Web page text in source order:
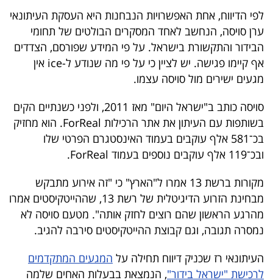
5
המילון
הכלכלי
פודקאסט
40
UNDER
40
שיתופי
פעולה
דרושים
לפי הדיווח, אחת האפשרויות הנבחנות היא העסקת העיתונאי
ערן סויסה, הנחשב לאחד המסקרים הבולטים של תחומי
הבידור והתקשורת בישראל. על פי המידע שפורסם, הצדדים
אף קיימו פגישה. יש לציין כי על פי מה שנודע ל-ice אין
מגעים ישירים מול סויסה עצמו.
סויסה כותב ב"ישראל היום" מאז 2011, ולפני כשנתיים הקים
בשותפות עם העיתון את אתר הרכילות ForReal. הוא מחזיק
בכ־581 אלף עוקבים בעמוד האינסטגרם הפרטי שלו
ובכ־119 אלף עוקבים נוספים בעמוד ForReal.
מקורות ברשת 13 אמרו ל"הארץ" כי "זה אירוע מתבקש
מבחינת הזרוע הדיגיטלית של רשת 13, שההייטקיסטים אמרו
מהרגע הראשון שהם רוצים לחזק אותה". מטעם סויסה לא
נמסרה תגובה, וגם קבוצת ההייטקיסטים סירבה להגיב.
העיתונאי רז שכניק דיווח תחילה על המגעים המתקדמים
לרכישת "ישראל בידור", הנמצאת בבעלות האחים שלמה